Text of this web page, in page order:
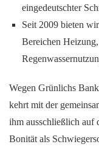
eingedeutschter
Seit 2009 bieten
Bereichen
Wegen Grünlichs
kehrt mit der
ihm ausschließlich auf
Bonität als